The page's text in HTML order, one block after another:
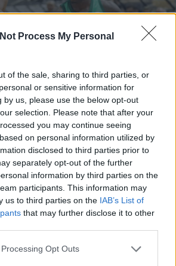
Process My Personal
of the sale, sharing to third parties, or
or sensitive information for
by us, please use the below opt-out
selection. Please note that after your
you may continue seeing
on personal information utilized by
disclosed to third parties prior to
separately opt-out of the further
information by third parties on the
participants. This information may
us to third parties on the IAB’s List of
that may further disclose it to other
Opt Outs
στον Παναθηναϊκό
τη… μάχη του για πρόκριση
πρωταθλήματος με τον Κέντρικ
με πρόβλημα τραυματισμού.